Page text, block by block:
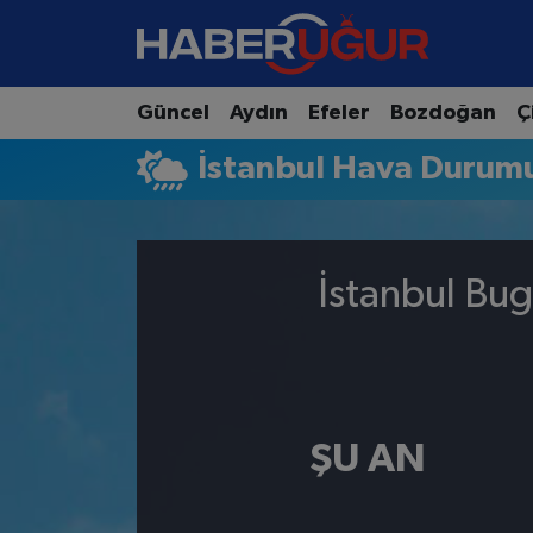
Güncel Aydın Efeler Bozdoğan
İstanbul Hava
İstanbul
ŞU AN
Aydın Nöbetçi Eczaneler
Aydın Hava Durumu
Aydın Trafik Yoğunluk Haritası